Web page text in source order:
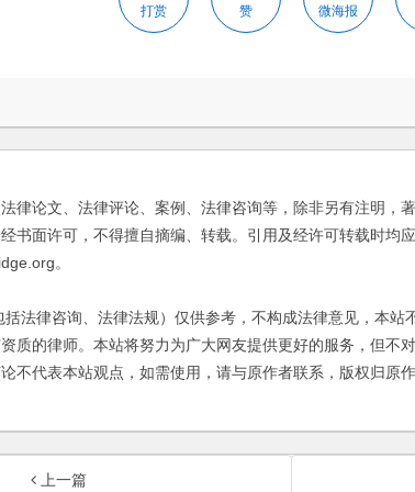
打赏 赞 微海报
律论文、法律评论、案例、法律咨询等，除非另有注明，
书面许可，不得擅自摘编、转载。引用及经许可转载时均
。
律咨询、法律法规）仅供参考，不构成法律意见，本站
质的律师。本站将努力为广大网友提供更好的服务，但不
不代表本站观点，如需使用，请与原作者联系，版权归原作
上一篇